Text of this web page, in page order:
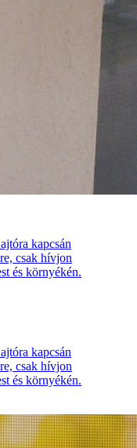
kapcsán
csak hívjon
és környékén.
kapcsán
csak hívjon
és környékén.